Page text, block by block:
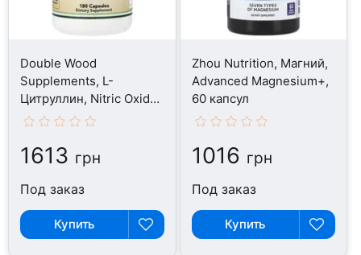
Double Wood
Supplements, L-
Цитруллин, Nitric Oxide
Booster, 180 капсул
1613 грн
Под заказ
Купить
Zhou Nutrition, Магний,
Advanced Magnesium+,
60 капсул
1016 грн
Под заказ
Купить